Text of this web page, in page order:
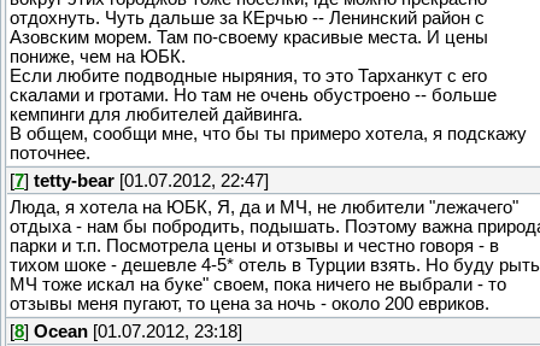
отдохнуть. Чуть дальше за КЕрчью -- Ленинский район с
Азовским морем. Там по-своему красивые места. И цены
пониже, чем на ЮБК.
Если любите подводные ныряния, то это Тарханкут с его
скалами и гротами. Но там не очень обустроено -- больше
кемпинги для любителей дайвинга.
В общем, сообщи мне, что бы ты примеро хотела, я подскажу
поточнее.
[7] tetty-bear [01.07.2012, 22:47]
Люда, я хотела на ЮБК, Я, да и МЧ, не любители "лежачего"
отдыха - нам бы побродить, подышать. Поэтому важна
парки и т.п. Посмотрела цены и отзывы и честно говоря - в
тихом шоке - дешевле 4-5* отель в Турции взять. Но буду
МЧ тоже искал на буке" своем, пока ничего не выбрали - то
отзывы меня пугают, то цена за ночь - около 200 евриков.
[8] Ocean [01.07.2012, 23:18]